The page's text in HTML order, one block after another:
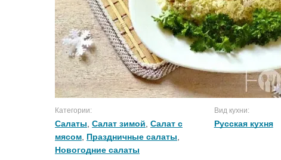
Категории:
Салаты Салат зимой Салат с
мясом Праздничные салаты
Новогодние салаты
Вид кухни:
Русская кухня